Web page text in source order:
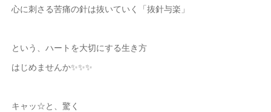
心に刺さる苦痛の針は抜いていく「抜針与楽」
という、ハートを大切にする生き方
はじめませんか✨✨✨
キャッ☆と、驚く